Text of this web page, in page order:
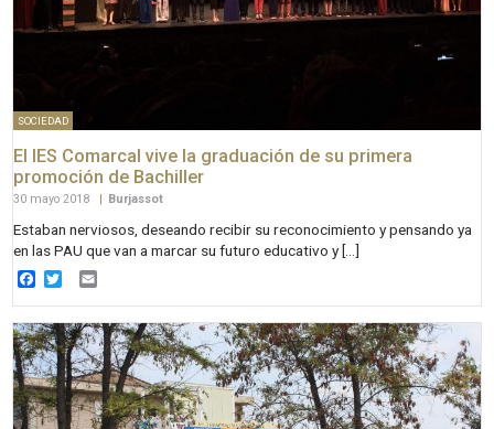
SOCIEDAD
El IES Comarcal vive la graduación de su primera
promoción de Bachiller
30 mayo 2018 | Burjassot
Estaban nerviosos, deseando recibir su reconocimiento y pensando ya
en las PAU que van a marcar su futuro educativo y […]
Facebook
Twitter